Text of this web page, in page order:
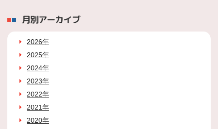
月別アーカイブ
2026年
2025年
2024年
2023年
2022年
2021年
2020年